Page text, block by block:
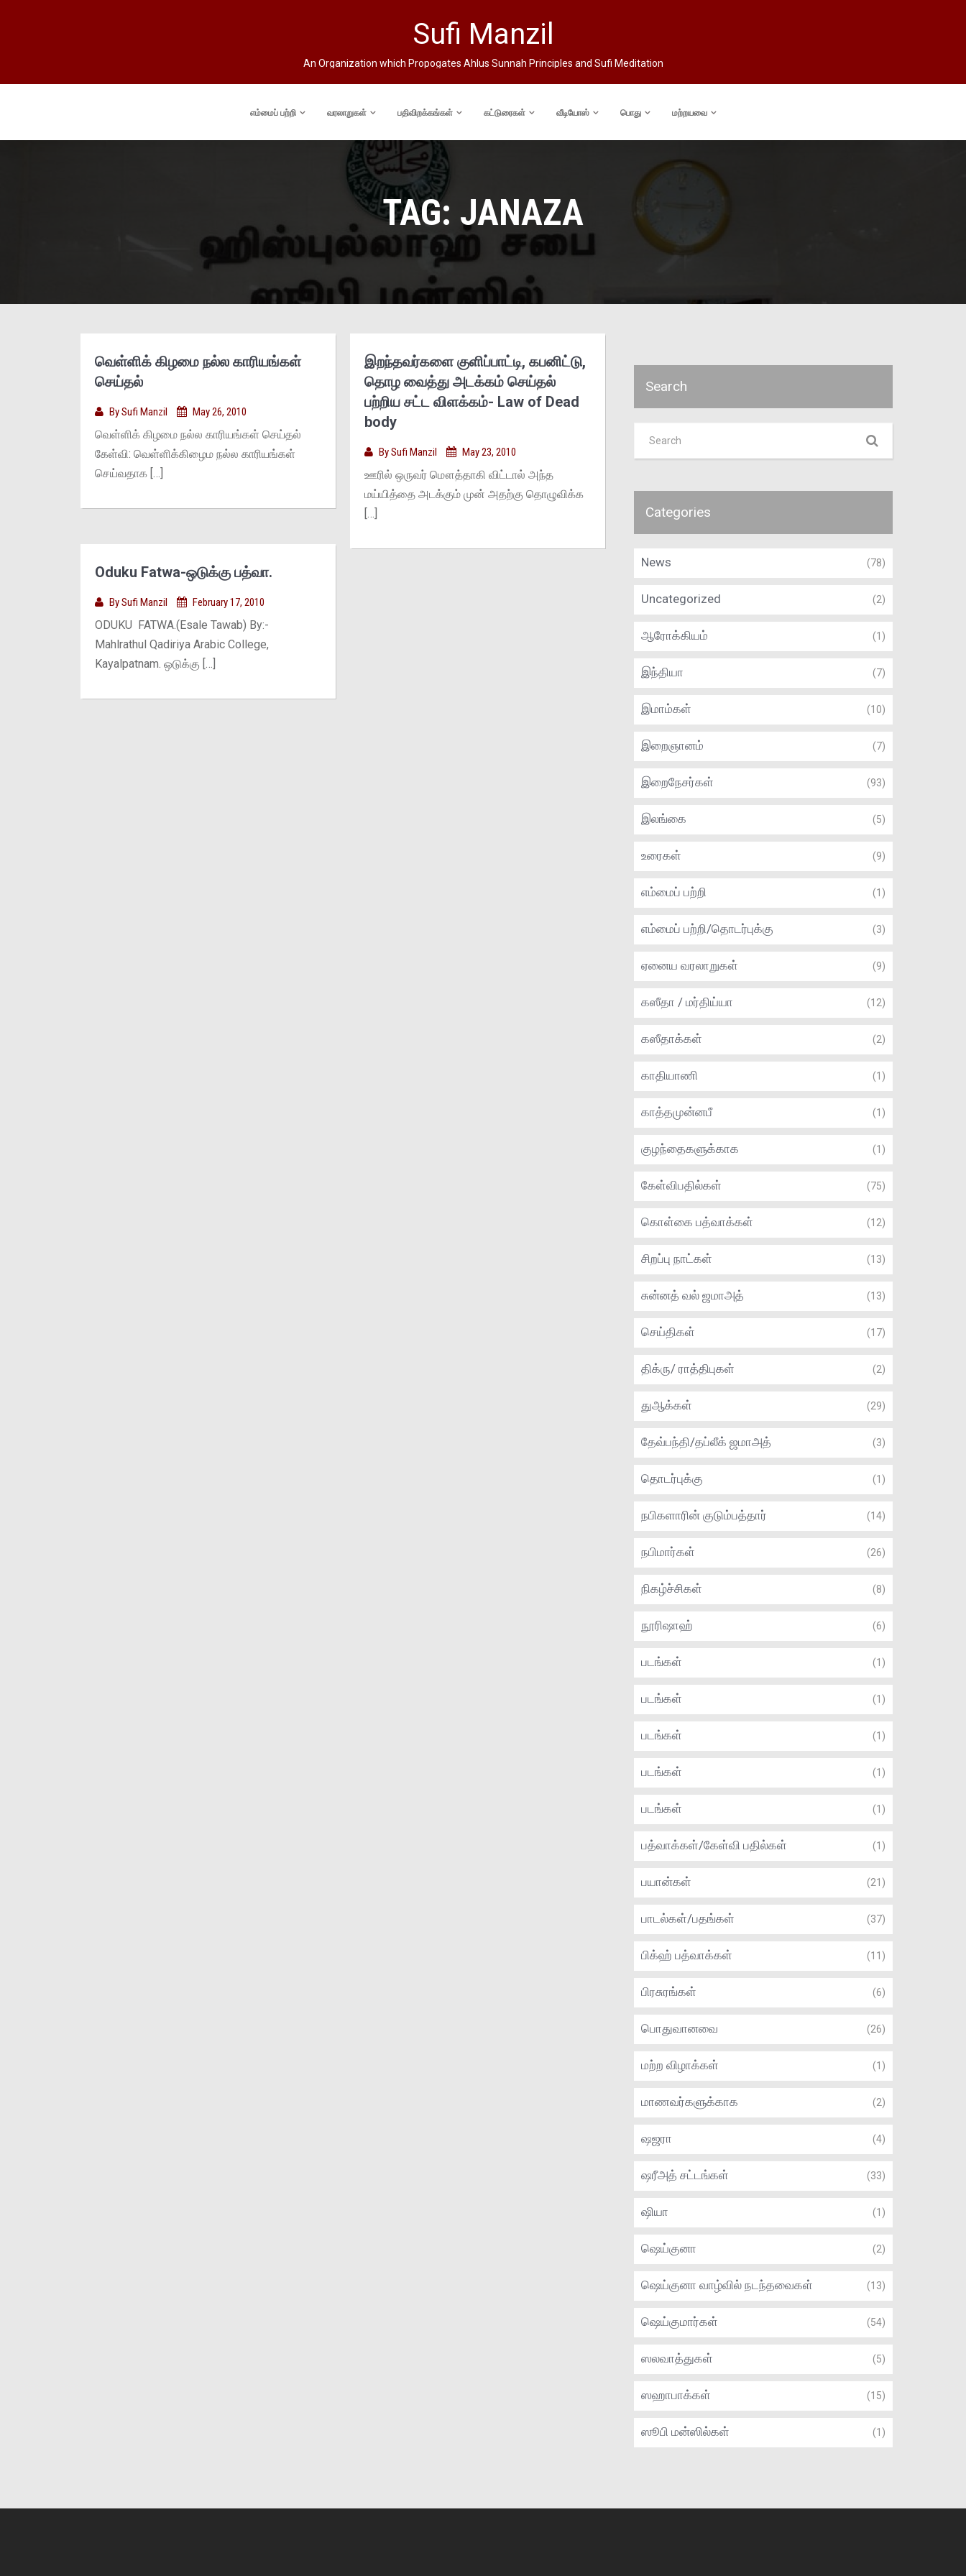
Sufi Manzil
An Organization which Propogates Ahlus Sunnah Principles and Sufi Meditation
எம்மைப் பற்றி வரலாறுகள் பதிவிறக்கங்கள் கட்டுரைகள் வீடியோஸ் பொது மற்றயவை
TAG: JANAZA
வெள்ளிக் கிழமை நல்ல காரியங்கள்
செய்தல்
BySufi Manzil May 26, 2010
வெள்ளிக் கிழமை நல்ல காரியங்கள் செய்தல்
கேள்வி: வெள்ளிக்கிழைம நல்ல காரியங்கள்
செய்வதாக […]
இறந்தவர்களை குளிப்பாட்டி, கபனிட்டு,
தொழ வைத்து அடக்கம் செய்தல்
பற்றிய சட்ட விளக்கம்- Law of Dead
body
BySufi Manzil May 23, 2010
ஊரில் ஒருவர் மௌத்தாகி விட்டால் அந்த
மய்யித்தை அடக்கும் முன் அதற்கு தொழுவிக்க
[…]
Oduku Fatwa-ஒடுக்கு பத்வா.
BySufi Manzil February 17, 2010
ODUKU FATWA.(Esale Tawab) By:-
Mahlrathul Qadiriya Arabic College,
Kayalpatnam. ஒடுக்கு […]
Search
Categories
News (78)
Uncategorized (2)
ஆரோக்கியம் (1)
இந்தியா (7)
இமாம்கள் (10)
இறைஞானம் (7)
இறைநேசர்கள் (93)
இலங்கை (5)
உரைகள் (9)
எம்மைப் பற்றி (1)
எம்மைப் பற்றி/தொடர்புக்கு (3)
ஏனைய வரலாறுகள் (9)
கஸீதா / மர்திய்யா (12)
கஸீதாக்கள் (2)
காதியாணி (1)
காத்தமுன்னபீ (1)
குழந்தைகளுக்காக (1)
கேள்விபதில்கள் (75)
கொள்கை பத்வாக்கள் (12)
சிறப்பு நாட்கள் (13)
சுன்னத் வல் ஜமாஅத் (13)
செய்திகள் (17)
திக்ரு/ ராத்திபுகள் (2)
துஆக்கள் (29)
தேவ்பந்தி/தப்லீக் ஜமாஅத் (3)
தொடர்புக்கு (1)
நபிகளாரின் குடும்பத்தார் (14)
நபிமார்கள் (26)
நிகழ்ச்சிகள் (8)
நூரிஷாஹ் (6)
படங்கள் (1)
படங்கள் (1)
படங்கள் (1)
படங்கள் (1)
படங்கள் (1)
பத்வாக்கள்/கேள்வி பதில்கள் (1)
பயான்கள் (21)
பாடல்கள்/பதங்கள் (37)
பிக்ஹ் பத்வாக்கள் (11)
பிரசுரங்கள் (6)
பொதுவானவை (26)
மற்ற விழாக்கள் (1)
மாணவர்களுக்காக (2)
ஷஜரா (4)
ஷரீஅத் சட்டங்கள் (33)
ஷியா (1)
ஷெய்குனா (2)
ஷெய்குனா வாழ்வில் நடந்தவைகள் (13)
ஷெய்குமார்கள் (54)
ஸலவாத்துகள் (5)
ஸஹாபாக்கள் (15)
ஸூபி மன்ஸில்கள் (1)